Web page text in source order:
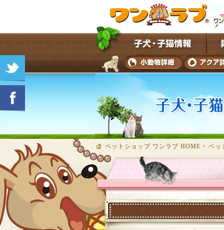
ペットショップ ワンラブ HOME > ペッ